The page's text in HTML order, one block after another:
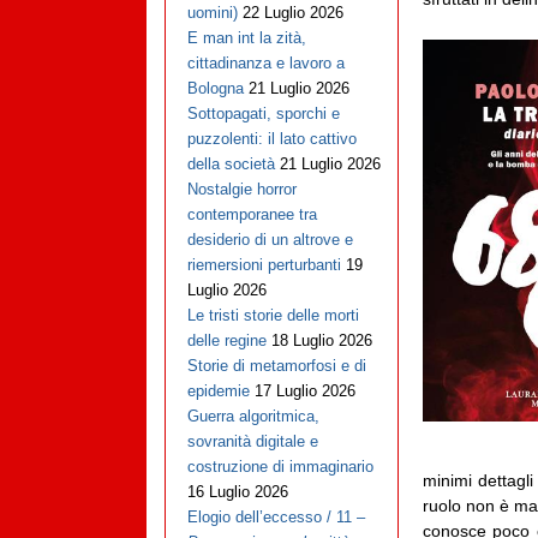
minimi
ruolo non è
conosce
uomini) 22 Luglio 2026
E man int la zità,
cittadinanza e lavoro a
Bologna 21 Luglio 2026
Sottopagati, sporchi e
puzzolenti: il lato cattivo
della società 21 Luglio 2026
Nostalgie horror
contemporanee tra
desiderio di un altrove e
riemersioni perturbanti 19
Luglio 2026
Le tristi storie delle morti
delle regine 18 Luglio 2026
Storie di metamorfosi e di
epidemie 17 Luglio 2026
Guerra algoritmica,
sovranità digitale e
costruzione di immaginario
16 Luglio 2026
Elogio dell’eccesso / 11 –